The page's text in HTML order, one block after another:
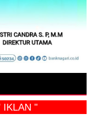
" IKLAN "